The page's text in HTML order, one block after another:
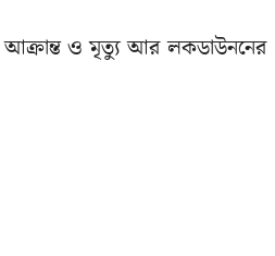
আক্রান্ত ও মৃত্যু আর লকডাউননের